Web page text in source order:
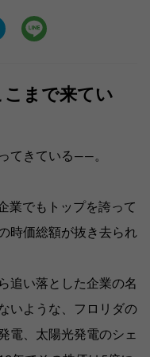
まで来てい
てきている――。
業でもトップを誇って
時価総額が抜き去られ
追い落とした企業の名
いような、フロリダの
電、太陽光発電のシェ